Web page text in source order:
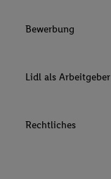
Bewerbung
Lidl als Arbeitgeber
Rechtliches